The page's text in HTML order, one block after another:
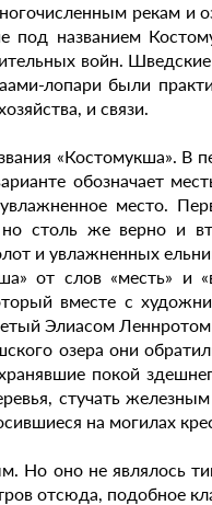
рекам и
названием
войн.
лопари были
и связи.
«Костомукша». В
обозначает
место.
но столь же верно и
и увлажненных
от слов «месть» и
вместе с
Элиасом
озера они
покой
стучать
на могилах
Но оно не являлось
отсюда, подобное